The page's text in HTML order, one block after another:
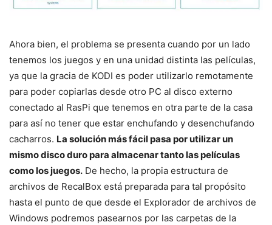
Ahora bien, el problema se presenta cuando por un lado
tenemos los juegos y en una unidad distinta las películas,
ya que la gracia de KODI es poder utilizarlo remotamente
para poder copiarlas desde otro PC al disco externo
conectado al RasPi que tenemos en otra parte de la casa
para así no tener que estar enchufando y desenchufando
cacharros. La solución más fácil pasa por utilizar un
mismo disco duro para almacenar tanto las películas
como los juegos. De hecho, la propia estructura de
archivos de RecalBox está preparada para tal propósito
hasta el punto de que desde el Explorador de archivos de
Windows podremos pasearnos por las carpetas de la